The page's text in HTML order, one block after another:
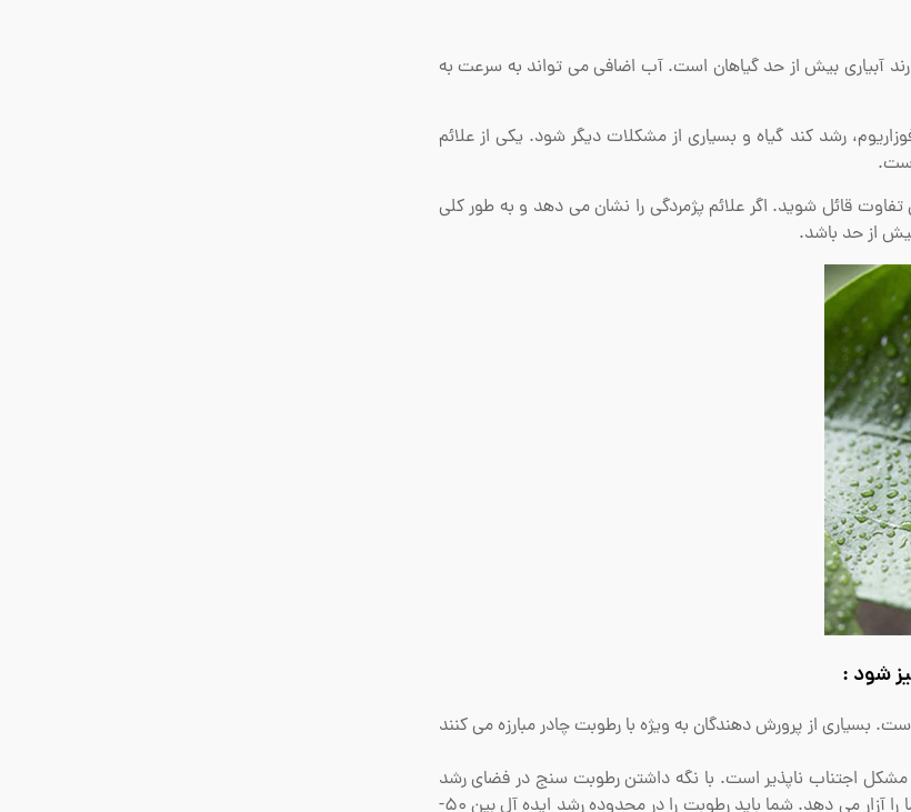
آبیاری بیش از حد گیاهان است. آب اضافی می تواند به سرعت به
رشد کند گیاه و بسیاری از مشکلات دیگر شود. یکی از علائم
تفاوت قائل شوید. اگر علائم پژمردگی را نشان می دهد و به طور کلی
از حد باشد.
شود :
از پرورش دهندگان به ویژه با رطوبت چادر مبارزه می کنند
اجتناب ناپذیر است. با نگه داشتن رطوبت سنج در فضای رشد
می توانید به راحتی تشخیص دهید که آیا این چیزی است که رشد شما را آزار می دهد. شما باید رطوبت را در محدوده رشد ایده آل بین 50-